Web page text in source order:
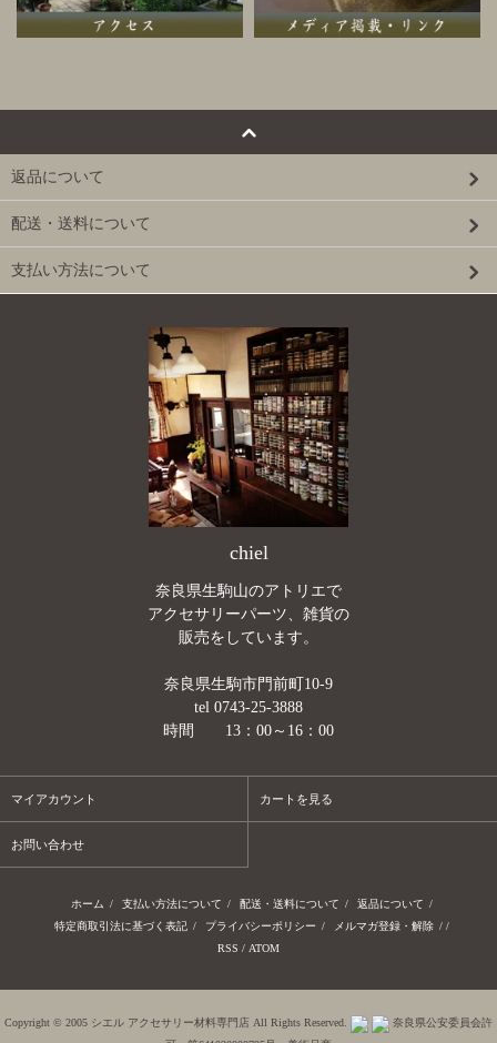
返品について
配送・送料について
支払い方法について
chiel
奈良県生駒山のアトリエで
アクセサリーパーツ、雑貨の
販売をしています。
奈良県生駒市門前町10-9
tel 0743-25-3888
時間 13：00～16：00
マイアカウント カートを見る
お問い合わせ
ホーム / 支払い方法について / 配送・送料について / 返品について /
特定商取引法に基づく表記 / プライバシーポリシー / メルマガ登録・解除 / /
RSS / ATOM
Copyright © 2005 シエル アクセサリー材料専門店 All Rights Reserved.
奈良県公安委員会許